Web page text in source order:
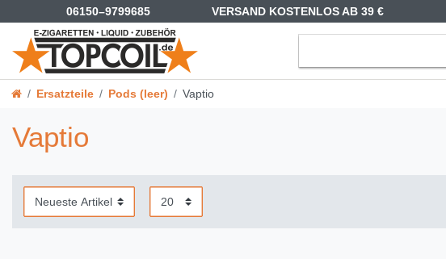
06150–9799685 VERSAND KOSTENLOS AB 39 €
Ersatzteile Pods (leer) Vaptio
Vaptio